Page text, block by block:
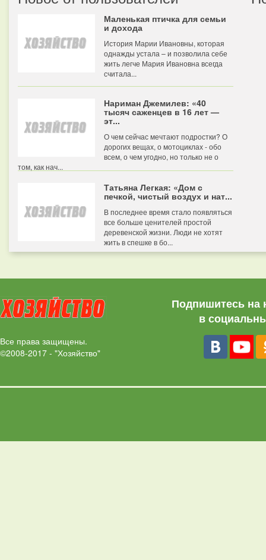
Маленькая птичка для семьи
и дохода
История Марии Ивановны, которая
однажды устала – и позволила себе
жить легче Мария Ивановна всегда
считала...
Нариман Джемилев: «40
тысяч саженцев в 16 лет —
эт...
О чем сейчас мечтают подростки? О
дорогих вещах, о мотоциклах - обо
всем, о чем угодно, но только не о
том, как нач...
Татьяна Легкая: «Дом с
печкой, чистый воздух и нат...
В последнее время стало появляться
все больше ценителей простой
деревенской жизни. Люди не хотят
жить в спешке в бо...
Все права защищены.
©2008-2017 - "Хозяйство"
Подпишитесь на
в